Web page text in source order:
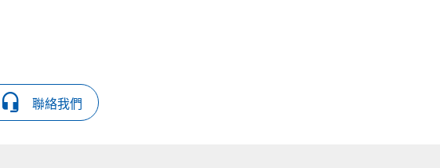
聯絡我們